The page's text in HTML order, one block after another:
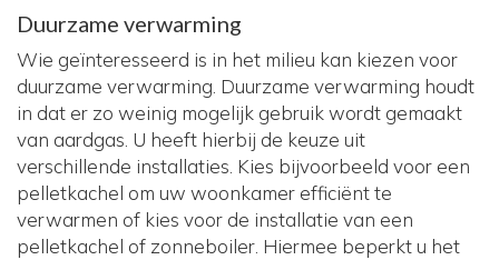
Duurzame verwarming
Wie geïnteresseerd is in het milieu kan kiezen voor
duurzame verwarming. Duurzame verwarming houdt
in dat er zo weinig mogelijk gebruik wordt gemaakt
van aardgas. U heeft hierbij de keuze uit
verschillende installaties. Kies bijvoorbeeld voor een
pelletkachel om uw woonkamer efficiënt te
verwarmen of kies voor de installatie van een
pelletkachel of zonneboiler. Hiermee beperkt u het